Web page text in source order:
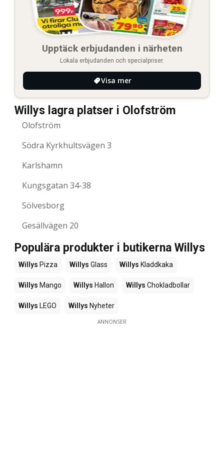
Upptäck erbjudanden i närheten
Lokala erbjudanden och specialpriser.
Visa mer
Willys lagra platser i Olofström
Olofström
Södra Kyrkhultsvägen 3
Karlshamn
Kungsgatan 34-38
Sölvesborg
Gesällvägen 20
Populära produkter i butikerna Willys
Willys Pizza Willys Glass Willys Kladdkaka
Willys Mango Willys Hallon Willys Chokladbollar
Willys LEGO Willys Nyheter
ANNONSER